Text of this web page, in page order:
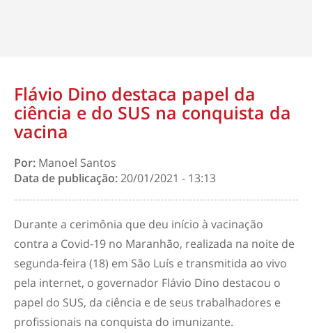
Flávio Dino destaca papel da
ciência e do SUS na conquista da
vacina
Por: Manoel Santos
Data de publicação:20/01/2021 - 13:13
Durante a cerimônia que deu início à vacinação
contra a Covid-19 no Maranhão, realizada na noite de
segunda-feira (18) em São Luís e transmitida ao vivo
pela internet, o governador Flávio Dino destacou o
papel do SUS, da ciência e de seus trabalhadores e
profissionais na conquista do imunizante.